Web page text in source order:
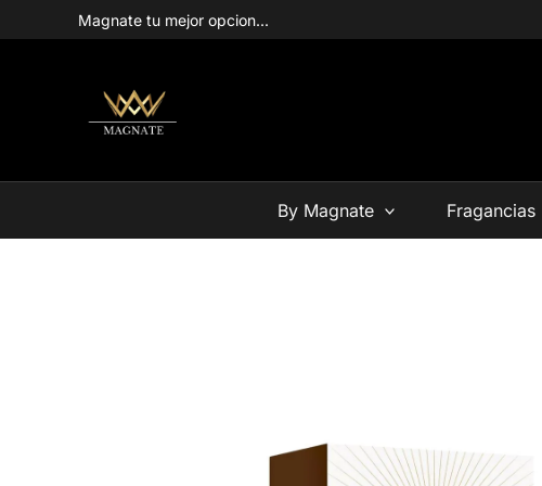
al
Magnate tu mejor opcion...
By Magnate Fragancias